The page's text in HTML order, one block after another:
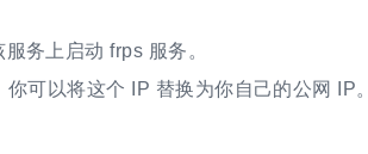
务上启动 frps 服务。
你可以将这个 IP 替换为你自己的公网 IP。